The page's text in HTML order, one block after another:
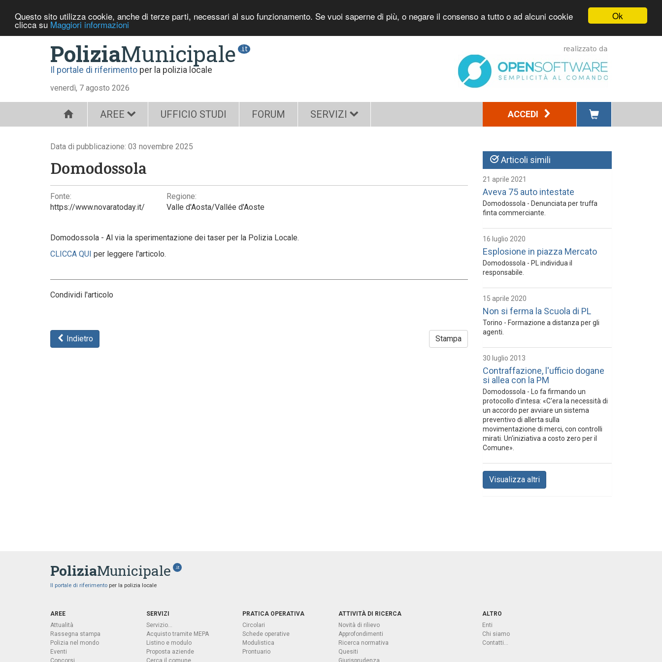
Ok
Questo sito utilizza cookie, anche di terze parti, necessari al suo funzionamento. Se vuoi saperne di più, o negare il consenso a tutto o ad alcuni cookie
clicca su Maggiori informazioni
PoliziaMunicipale .it
Il portale di riferimento per la polizia locale
venerdì, 7 agosto 2026
AREE UFFICIO STUDI FORUM SERVIZI ACCEDI
Data di pubblicazione: 03 novembre 2025
Domodossola
Fonte:
https://www.novaratoday.it/
Regione:
Valle d'Aosta/Vallée d'Aoste
Domodossola - Al via la sperimentazione dei taser per la Polizia Locale.
CLICCA QUI per leggere l'articolo.
Condividi l'articolo
Indietro Stampa
Articoli simili
21 aprile 2021
Aveva 75 auto intestate
Domodossola - Denunciata per truffa
finta commerciante.
16 luglio 2020
Esplosione in piazza Mercato
Domodossola - PL individua il
responsabile.
15 aprile 2020
Non si ferma la Scuola di PL
Torino - Formazione a distanza per gli
agenti.
30 luglio 2013
Contraffazione, l'ufficio dogane
si allea con la PM
Domodossola - Lo fa firmando un
protocollo d'intesa: «C'era la necessità di
un accordo per avviare un sistema
preventivo di allerta sulla
movimentazione di merci, con controlli
mirati. Un'iniziativa a costo zero per il
Comune».
Visualizza altri
PoliziaMunicipale .it
Il portale di riferimento per la polizia locale
AREE
Attualità
Rassegna stampa
Polizia nel mondo
Eventi
Concorsi
SERVIZI
Servizio...
Acquisto tramite MEPA
Listino e modulo
Proposta aziende
Cerca il comune
PRATICA OPERATIVA
Circolari
Schede operative
Modulistica
Prontuario
ATTIVITÀ DI RICERCA
Novità di rilievo
Approfondimenti
Ricerca normativa
Quesiti
Giurisprudenza
ALTRO
Enti
Chi siamo
Contatti...